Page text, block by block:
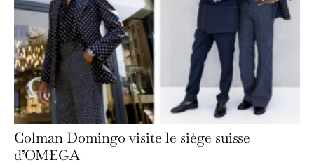
Colman Domingo visite le siège suisse
d’OMEGA